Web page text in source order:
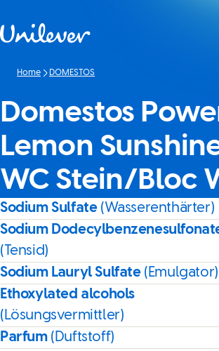
Home DOMESTOS
Domestos
Lemon
WC Stein/Bloc
Sodium Sulfate (Wasserenthärter)
Sodium
(Tensid)
Sodium Lauryl Sulfate (Emulgator)
Ethoxylated alcohols
(Lösungsvermittler)
Parfum (Duftstoff)